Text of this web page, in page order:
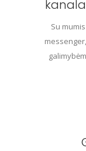
Su